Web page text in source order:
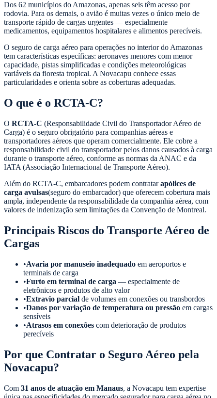
Dos 62 municípios do Amazonas, apenas seis têm acesso por
rodovia. Para os demais, o avião é muitas vezes o único meio de
transporte rápido de cargas urgentes — especialmente
medicamentos, equipamentos hospitalares e alimentos perecíveis.
O seguro de carga aéreo para operações no interior do Amazonas
tem características específicas: aeronaves menores com menor
capacidade, pistas simplificadas e condições meteorológicas
variáveis da floresta tropical. A Novacapu conhece essas
particularidades e orienta sobre as coberturas adequadas.
O que é o RCTA-C?
O RCTA-C (Responsabilidade Civil do Transportador Aéreo de
Carga) é o seguro obrigatório para companhias aéreas e
transportadores aéreos que operam comercialmente. Ele cobre a
responsabilidade civil do transportador pelos danos causados à carga
durante o transporte aéreo, conforme as normas da ANAC e da
IATA (Associação Internacional de Transporte Aéreo).
Além do RCTA-C, embarcadores podem contratarapólices de
carga avulsas(seguro do embarcador) que oferecem cobertura mais
ampla, independente da responsabilidade da companhia aérea, com
valores de indenização sem limitações da Convenção de Montreal.
Principais Riscos do Transporte Aéreo de
Cargas
•Avaria por manuseio inadequado em aeroportos e
terminais de carga
•Furto em terminal de carga — especialmente de
eletrônicos e produtos de alto valor
•Extravio parcial de volumes em conexões ou transbordos
•Danos por variação de temperatura ou pressão em cargas
sensíveis
•Atrasos em conexões com deterioração de produtos
perecíveis
Por que Contratar o Seguro Aéreo pela
Novacapu?
Com 31 anos de atuação em Manaus, a Novacapu tem expertise